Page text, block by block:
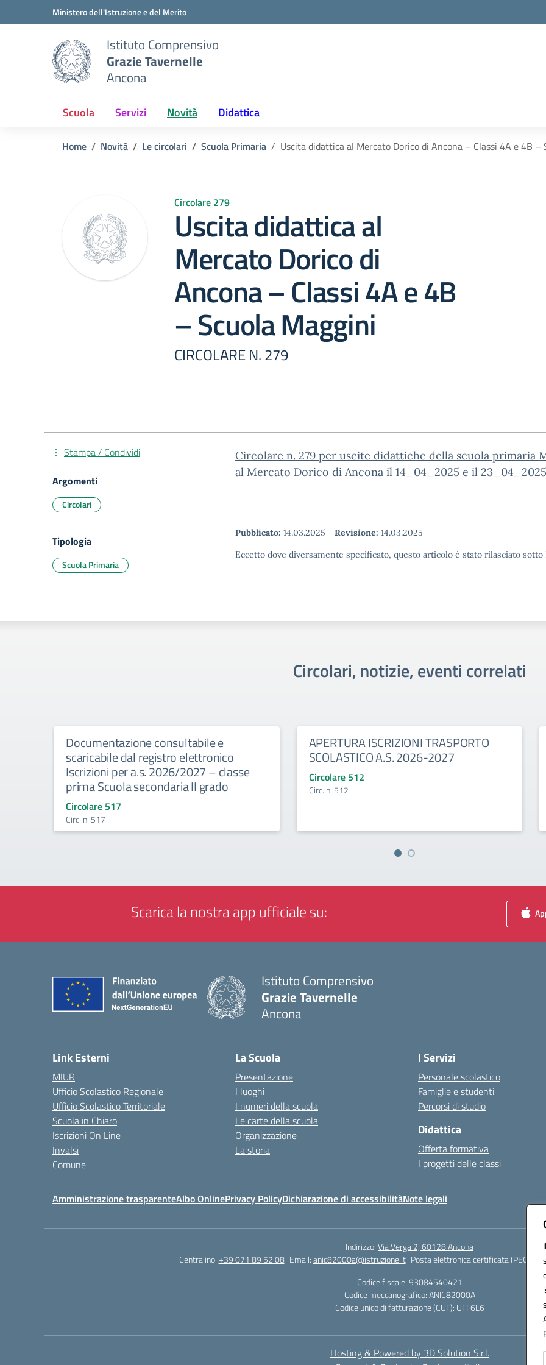
Vai ai contenuti
Vai al menu di navigazioneMinistero dell'Istruzione e del Merito
Istituto Comprensivo
Grazie Tavernelle
Ancona
Scuola Servizi Novità Didattica
Home Novità Le circolari Scuola Primaria Uscita didattica al Mercato Dorico di Ancona – Classi 4A e 4B –
Circolare 279
Uscita didattica al
Mercato Dorico di
Ancona – Classi 4A e 4B
– Scuola Maggini
CIRCOLARE N. 279
Circolare n. 279 per uscite didattiche della scuola primaria
al Mercato Dorico di Ancona il 14_04_2025 e il 23_04_2025
Pubblicato: 14.03.2025 - Revisione: 14.03.2025
Eccetto dove diversamente specificato, questo articolo è stato rilasciato
Stampa / Condividi
Argomenti
Circolari
Tipologia
Scuola Primaria
Circolari, notizie, eventi correlati
Documentazione consultabile e
scaricabile dal registro elettronico
Iscrizioni per a.s. 2026/2027 – classe
prima Scuola secondaria II grado
Circolare 517
Circ. n. 517
APERTURA ISCRIZIONI TRASPORTO
SCOLASTICO A.S. 2026-2027
Circolare 512
Circ. n. 512
Scarica la nostra app ufficiale su:
Istituto Comprensivo
Grazie Tavernelle
Ancona
Link Esterni
MIUR
Ufficio Scolastico Regionale
Ufficio Scolastico Territoriale
Scuola in Chiaro
Iscrizioni On Line
Invalsi
Comune
La Scuola
Presentazione
I luoghi
I numeri della scuola
Le carte della scuola
Organizzazione
La storia
I Servizi
Personale scolastico
Famiglie e studenti
Percorsi di studio
Didattica
Offerta formativa
I progetti delle classi
Amministrazione trasparenteAlbo OnlinePrivacy PolicyDichiarazione di accessibilitàNote legali
Indirizzo:Via Verga 2, 60128 Ancona
Centralino:+39 071 89 52 08 Email:anic82000a@istruzione.it Posta elettronica certificata (PEC):
Codice fiscale: 93084540421
Codice meccanografico:ANIC82000A
Codice unico di fatturazione (CUF): UFF6L6
Hosting & Powered by 3D Solution S.r.l.